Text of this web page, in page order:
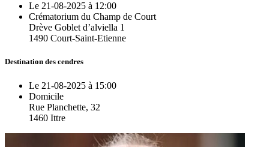
Le 21-08-2025 à 12:00
Crématorium du Champ de Court
Drève Goblet d’alviella 1
1490 Court-Saint-Etienne
Destination des cendres
Le 21-08-2025 à 15:00
Domicile
Rue Planchette, 32
1460 Ittre